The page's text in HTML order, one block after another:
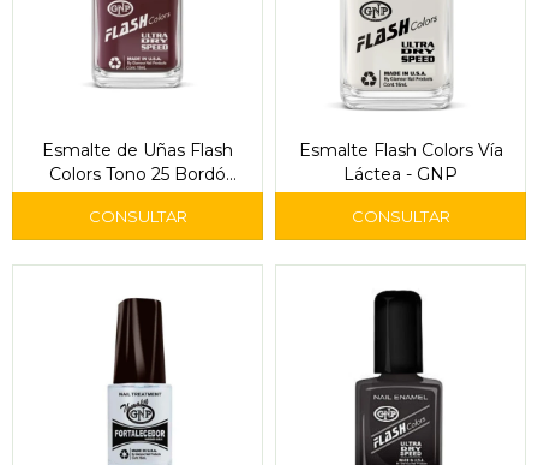
Esmalte de Uñas Flash
Colors Tono 25 Bordó
Ciruela - GNP
Esmalte Flash Colors Vía
Láctea - GNP